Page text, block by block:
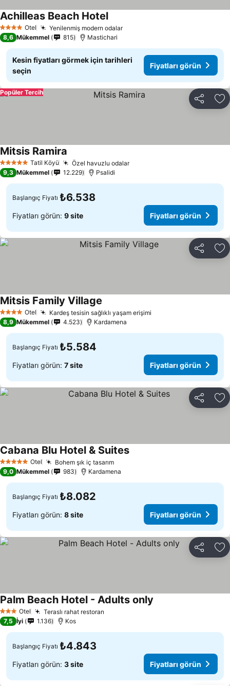
4 Yıldız Otel Yenilenmiş modern odalarFiyatları görün
Achilleas Beach HotelFiyatları görün
8,6 Mükemmel 815 Mastichari
Kesin fiyatları görmek için tarihleri
seçin
Fiyatları görün
Paylaş
Popüler Tercih
5 Yıldız Tatil Köyü Özel havuzlu odalarFiyatları görün
Mitsis Ramira
9,3 Mükemmel 12.229 Psalidi
Başlangıç Fiyatı ₺6.538
Fiyatları görün: 9 site Fiyatları görün
Paylaş
4 Yıldız Otel Kardeş tesisin sağlıklı yaşam erişimi
Mitsis Family Village
8,9 Mükemmel 4.523 Kardamena
Başlangıç Fiyatı ₺5.584
Fiyatları görün: 7 site Fiyatları görün
Paylaş
5 Yıldız Otel Bohem şık iç tasarımFiyatları görün
Cabana Blu Hotel & SuitesFiyatları görün
9,0 Mükemmel 983 Kardamena
Başlangıç Fiyatı ₺8.082
Fiyatları görün: 8 site Fiyatları görün
Paylaş
3 YıldızOtel Teraslı rahat restoran
Palm Beach Hotel - Adults only
7,5 İyi 1.136 Kos
Başlangıç Fiyatı ₺4.843
Fiyatları görün: 3 site Fiyatları görün